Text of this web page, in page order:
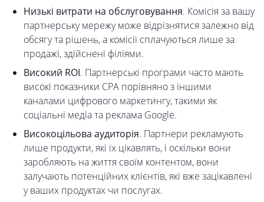
Низькі витрати на обслуговування. Комісія за вашу
партнерську мережу може відрізнятися залежно від
обсягу та рішень, а комісії сплачуються лише за
продажі, здійснені філіями.
Високий ROI. Партнерські програми часто мають
високі показники CPA порівняно з іншими
каналами цифрового маркетингу, такими як
соціальні медіа та реклама Google.
Високоцільова аудиторія. Партнери рекламують
лише продукти, які їх цікавлять, і оскільки вони
заробляють на життя своїм контентом, вони
залучають потенційних клієнтів, які вже зацікавлені
у ваших продуктах чи послугах.